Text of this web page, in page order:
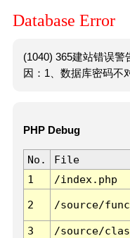
Database Error
(1040) 365建站错误
因：1、数据库密码不
PHP Debug
No. File
1
/index.php
2 /source/
3 /source/